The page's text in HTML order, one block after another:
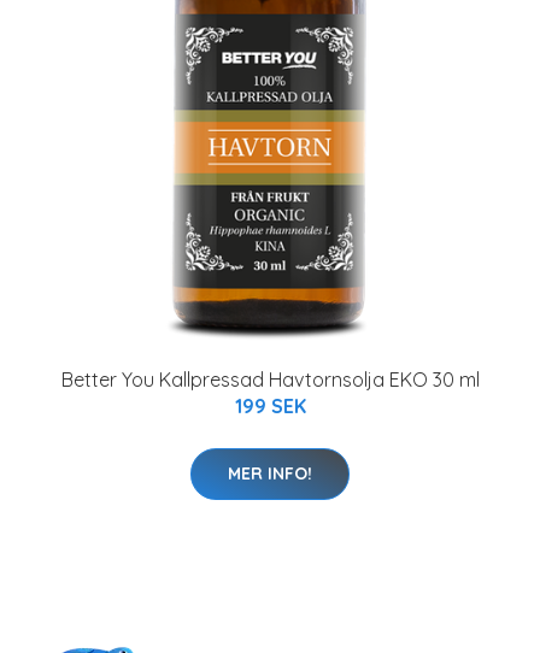
Better You Kallpressad Havtornsolja EKO 30 ml
199 SEK
MER INFO!